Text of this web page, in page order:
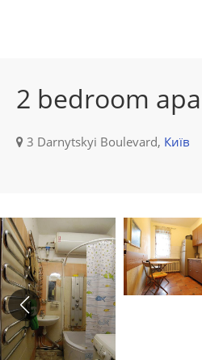
2 bedroom
3 Darnytskyi Boulevard, Київ